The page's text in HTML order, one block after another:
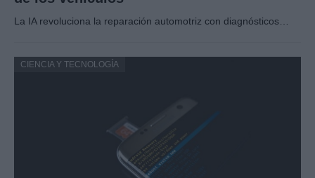
La IA revoluciona la reparación automotriz con diagnósticos…
CIENCIA Y TECNOLOGÍA